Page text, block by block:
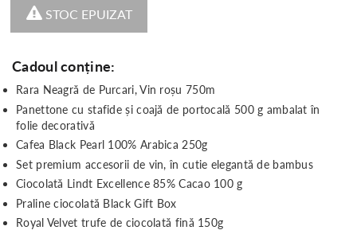
STOC EPUIZAT
Cadoul conține:
Rara Neagră de Purcari, Vin roșu 750m
Panettone cu stafide și coajă de portocală 500 g ambalat în
folie decorativă
Cafea Black Pearl 100% Arabica 250g
Set premium accesorii de vin, în cutie elegantă de bambus
Ciocolată Lindt Excellence 85% Cacao 100 g
Praline ciocolată Black Gift Box
Royal Velvet trufe de ciocolată fină 150g